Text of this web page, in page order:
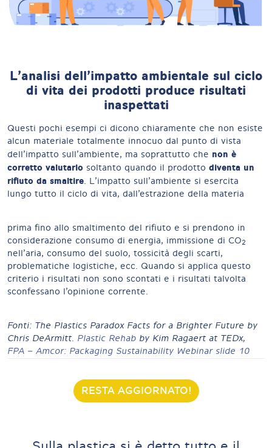
L’analisi dell’impatto ambientale sul ciclo
di vita dei prodotti produce risultati
inaspettati
Questi pochi esempi ci dicono chiaramente che non esiste
alcun materiale totalmente innocuo dal punto di vista
dell’impatto sull’ambiente, ma soprattutto che non è
corretto valutarlo soltanto quando il prodotto diventa un
rifiuto da smaltire . L’impatto sull’ambiente si esercita
lungo tutto il ciclo di vita, dall’estrazione della materia
prima fino allo smaltimento del rifiuto e si prendono in
considerazione consumo di energia, immissione di CO2
nell’aria, consumo del suolo, tossicità degli scarti,
problematiche logistiche, ecc. Quando si applica questo
criterio i risultati non sono scontati e i risultati talvolta
sconfessano l’opinione corrente.
Fonti: The Plastics Paradox Facts for a Brighter Future by
Chris DeArmitt. Plastic Rehab by Kim Ragaert at TEDx,
FPA – Amcor: Packaging Sustainability Webinar slide 10
RESTA AGGIORNATO!